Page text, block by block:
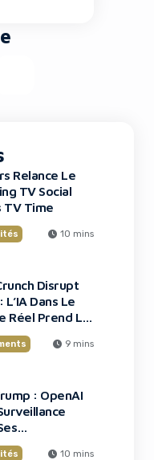
2026.
(DOJ)
a
de
Relance Le
TV Social
TV Time
10 mins
Disrupt
L’IA Dans Le
Réel Prend La
9 mins
: OpenAI
10 mins